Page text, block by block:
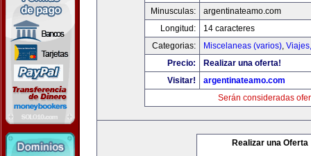
Minusculas:
argentinateamo.com
Longitud:
14 caracteres
Categorias:
Miscelaneas (varios),
Precio:
Realizar una oferta!
Visitar!
argentinateamo.com
Serán consideradas
Realizar una Oferta